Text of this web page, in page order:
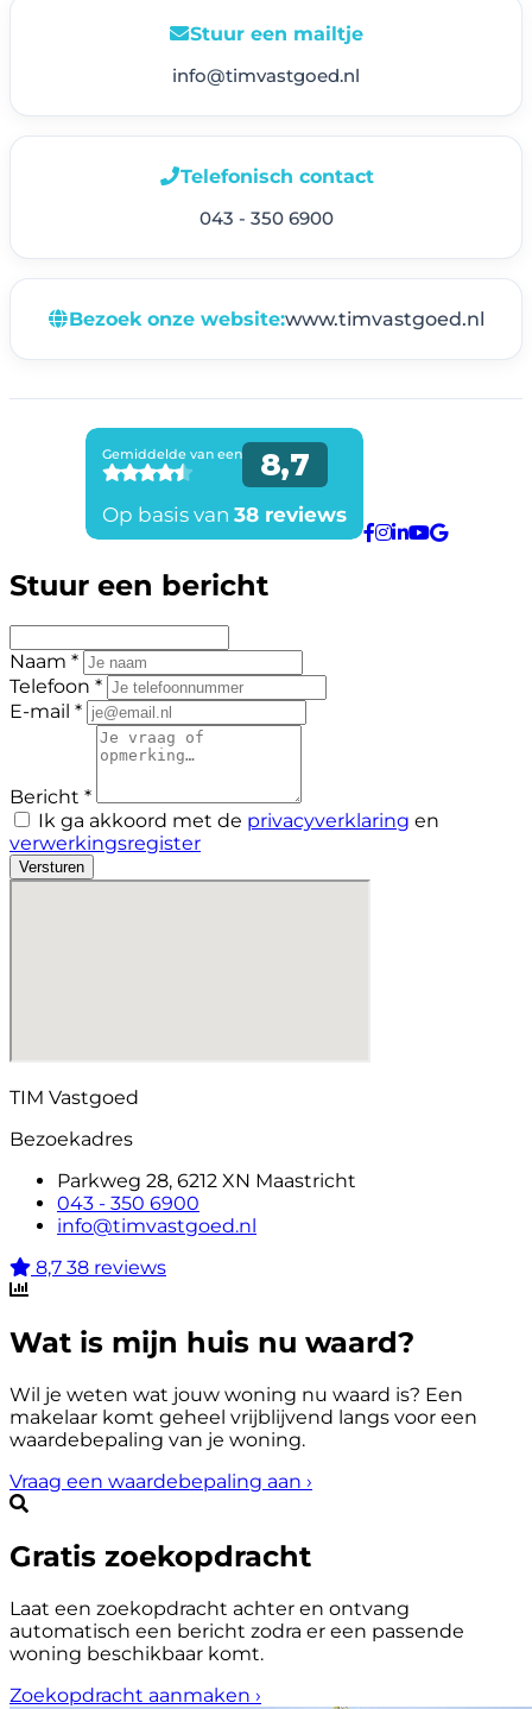
Stuur een mailtje
info@timvastgoed.nl
Telefonisch contact
043 - 350 6900
Bezoek onze website:www.timvastgoed.nl
Stuur een bericht
Naam *
Telefoon *
E-mail *
Bericht *
Ik ga akkoord met de privacyverklaring en
verwerkingsregister
Versturen
TIM Vastgoed
Bezoekadres
Parkweg 28, 6212 XN Maastricht
043 - 350 6900
info@timvastgoed.nl
8,7 38 reviews
Wat is mijn huis nu waard?
Wil je weten wat jouw woning nu waard is? Een
makelaar komt geheel vrijblijvend langs voor een
waardebepaling van je woning.
Vraag een waardebepaling aan ›
Gratis zoekopdracht
Laat een zoekopdracht achter en ontvang
automatisch een bericht zodra er een passende
woning beschikbaar komt.
Zoekopdracht aanmaken ›